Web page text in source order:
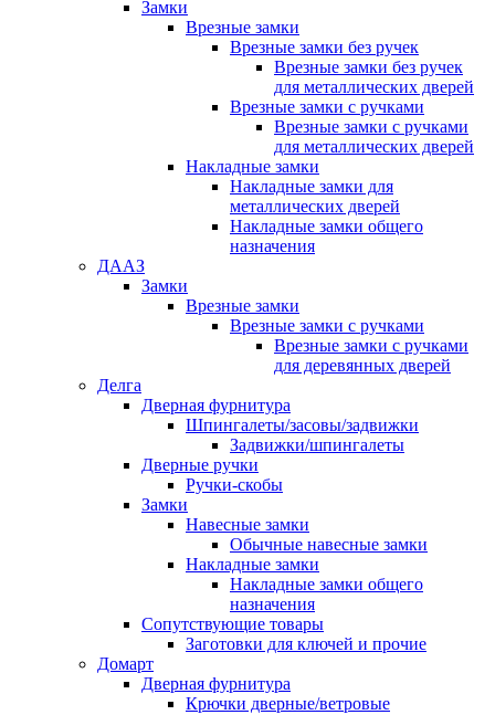
Замки
Врезные замки
Врезные замки без ручек
Врезные замки без ручек
для металлических дверей
Врезные замки с ручками
Врезные замки с ручками
для металлических дверей
Накладные замки
Накладные замки для
металлических дверей
Накладные замки общего
назначения
ДААЗ
Замки
Врезные замки
Врезные замки с ручками
Врезные замки с ручками
для деревянных дверей
Делга
Дверная фурнитура
Шпингалеты/засовы/задвижки
Задвижки/шпингалеты
Дверные ручки
Ручки-скобы
Замки
Навесные замки
Обычные навесные замки
Накладные замки
Накладные замки общего
назначения
Сопутствующие товары
Заготовки для ключей и прочие
Домарт
Дверная фурнитура
Крючки дверные/ветровые